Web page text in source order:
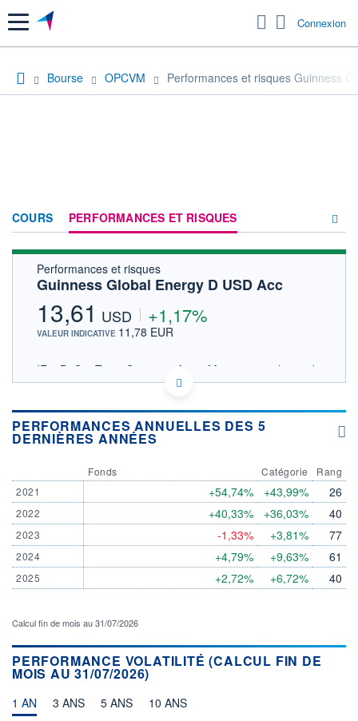
Menu Connexion
Bourse OPCVM Performances et risques Guinness
COURS PERFORMANCES ET RISQUES
Performances et risques
Guinness Global Energy D USD Acc
13,61 USD +1,17%
VALEUR INDICATIVE 11,78 EUR
IE00B2Q91T05 - Guinness Asset Management Limited
OPCVM DERNIER COURS CONNU AU 06/08/2026
04/12 09/04
12
CATÉGORIE MORNINGSTAR
Actions Secteur Energie
ÉLIGIBILITÉ
PEA PEA-PME BOURSOVIE LUX
BOURSOVIE
CTO BUSINESS
PERFORMANCES ANNUELLES DES 5
DERNIÈRES ANNÉES
2021
2022
2023
2024
2025
Fonds
+54,74%
+40,33%
-1,33%
+4,79%
+2,72%
Catégorie
+43,99%
+36,03%
+3,81%
+9,63%
+6,72%
Rang
26
40
77
61
40
Calcul fin de mois au 31/07/2026
PERFORMANCE VOLATILITÉ (CALCUL FIN DE
MOIS AU 31/07/2026)
1 AN 3 ANS 5 ANS 10 ANS